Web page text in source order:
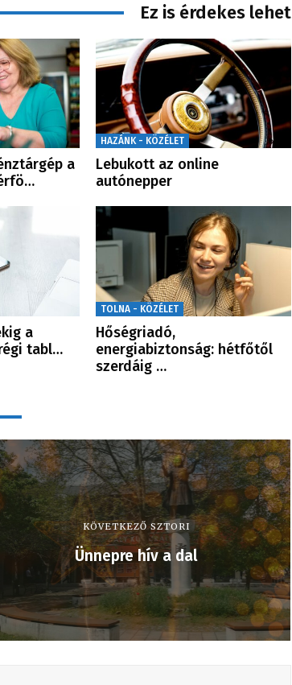
Ez is érdekes lehet
a
HAZÁNK - KÖZÉLET
Lebukott az online
autónepper
a
tabl…
TOLNA - KÖZÉLET
Hőségriadó,
energiabiztonság: hétfőtől
szerdáig …
KÖVETKEZŐ SZTORI
Ünnepre hív a dal